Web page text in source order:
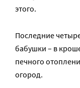
этого.
Последние
бабушки – в
печного
огород.